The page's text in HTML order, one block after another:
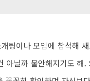
팅이나 모임에 참석해
닐까 불안해지기도 해